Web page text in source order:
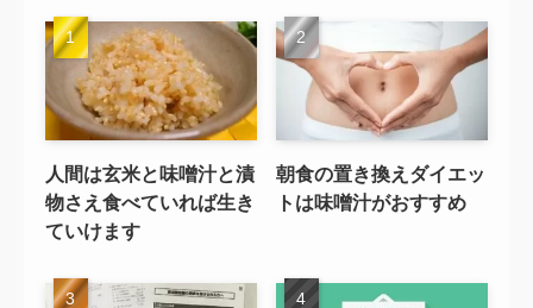
人間は玄米と味噌汁と漬
物さえ食べていれば生き
ていけます
朝食の置き換えダイエッ
トは味噌汁がおすすめ